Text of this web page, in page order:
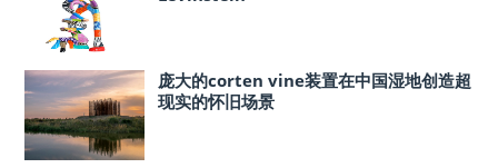
庞大的corten vine装置在中国湿地创造超
现实的怀旧场景